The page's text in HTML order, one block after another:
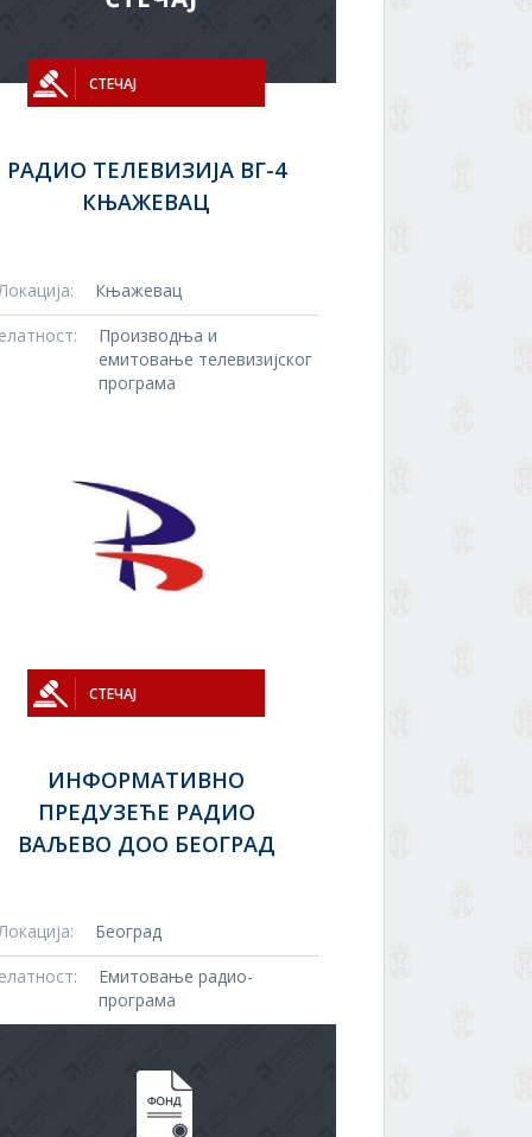
СТЕЧАЈ
РАДИО ТЕЛЕВИЗИЈА ВГ-4
КЊАЖЕВАЦ
Књажевац
Производња и
емитовање телевизијског
програма
СТЕЧАЈ
ИНФОРМАТИВНО
ПРЕДУЗЕЋЕ РАДИО
ВАЉЕВО ДОО БЕОГРАД
Београд
Емитовање радио-
програма